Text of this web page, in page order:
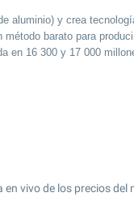
aluminio) y crea
barato para
en 16 300 y 17 000
vivo de los precios del